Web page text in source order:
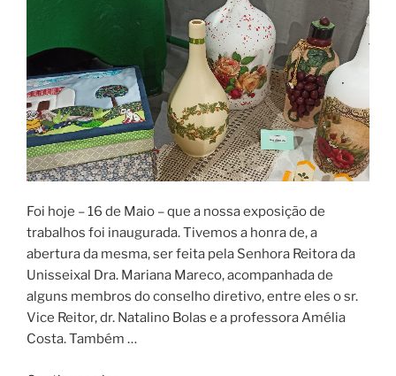
Foi hoje – 16 de Maio – que a nossa exposição de
trabalhos foi inaugurada. Tivemos a honra de, a
abertura da mesma, ser feita pela Senhora Reitora da
Unisseixal Dra. Mariana Mareco, acompanhada de
alguns membros do conselho diretivo, entre eles o sr.
Vice Reitor, dr. Natalino Bolas e a professora Amélia
Costa. Também …